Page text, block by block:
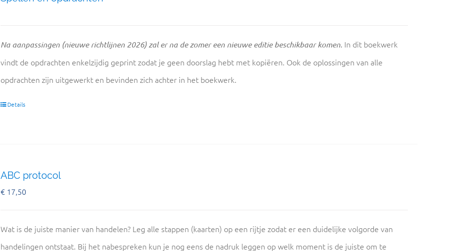
Na aanpassingen (nieuwe richtlijnen 2026) zal er na de zomer een nieuwe editie beschikbaar komen. In dit boekwerk
vindt de opdrachten enkelzijdig geprint zodat je geen doorslag hebt met kopiëren. Ook de oplossingen van alle
opdrachten zijn uitgewerkt en bevinden zich achter in het boekwerk.
Details
ABC protocol
€17,50
Wat is de juiste manier van handelen? Leg alle stappen (kaarten) op een rijtje zodat er een duidelijke volgorde van
handelingen ontstaat. Bij het nabespreken kun je nog eens de nadruk leggen op welk moment is de juiste om te